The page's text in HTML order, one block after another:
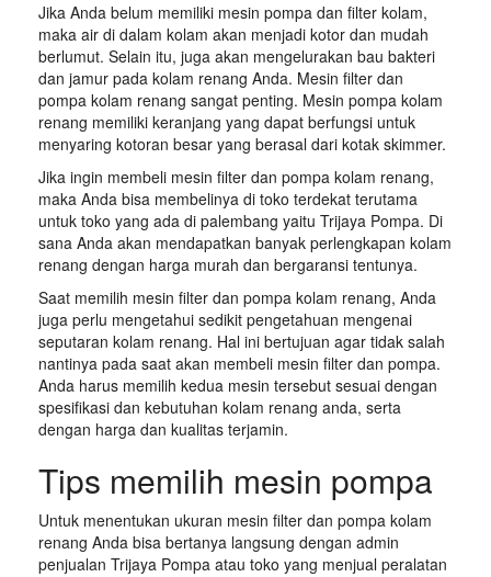
Jika Anda belum memiliki mesin pompa dan filter kolam,
maka air di dalam kolam akan menjadi kotor dan mudah
berlumut. Selain itu, juga akan mengelurakan bau bakteri
dan jamur pada kolam renang Anda. Mesin filter dan
pompa kolam renang sangat penting. Mesin pompa kolam
renang memiliki keranjang yang dapat berfungsi untuk
menyaring kotoran besar yang berasal dari kotak skimmer.
Jika ingin membeli mesin filter dan pompa kolam renang,
maka Anda bisa membelinya di toko terdekat terutama
untuk toko yang ada di palembang yaitu Trijaya Pompa. Di
sana Anda akan mendapatkan banyak perlengkapan kolam
renang dengan harga murah dan bergaransi tentunya.
Saat memilih mesin filter dan pompa kolam renang, Anda
juga perlu mengetahui sedikit pengetahuan mengenai
seputaran kolam renang. Hal ini bertujuan agar tidak salah
nantinya pada saat akan membeli mesin filter dan pompa.
Anda harus memilih kedua mesin tersebut sesuai dengan
spesifikasi dan kebutuhan kolam renang anda, serta
dengan harga dan kualitas terjamin.
Tips memilih mesin pompa
Untuk menentukan ukuran mesin filter dan pompa kolam
renang Anda bisa bertanya langsung dengan admin
penjualan Trijaya Pompa atau toko yang menjual peralatan